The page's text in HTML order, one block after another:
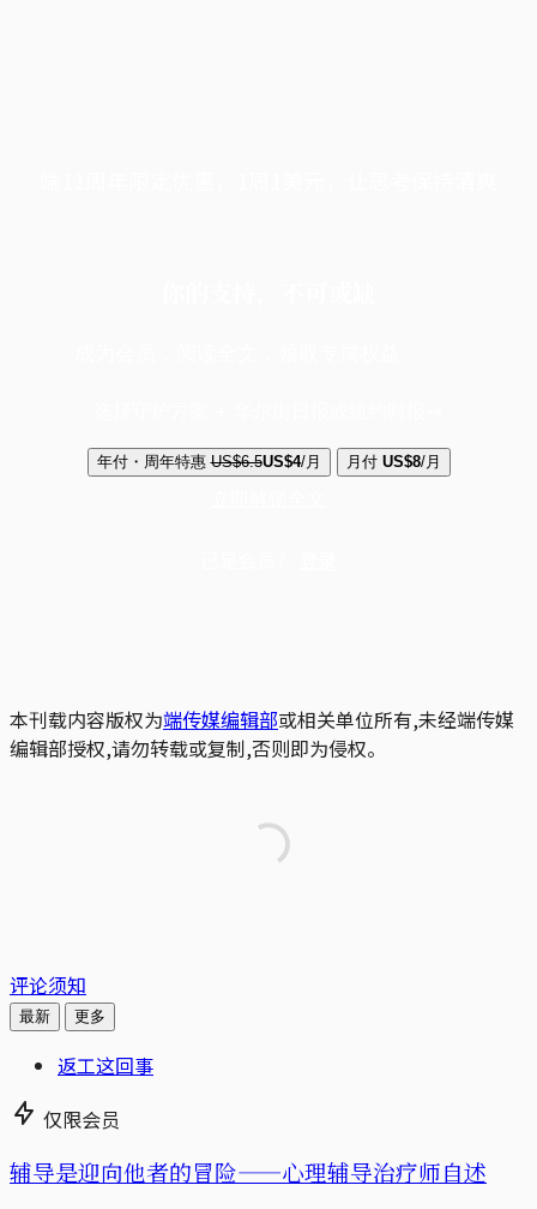
年付・周年特惠 US$6.5US$4/月 月付 US$8/月
本刊载内容版权为端传媒编辑部或相关单位所有,未经端传媒
编辑部授权,请勿转载或复制,否则即为侵权。
评论须知
最新 更多
返工这回事
仅限会员
辅导是迎向他者的冒险——心理辅导治疗师自述